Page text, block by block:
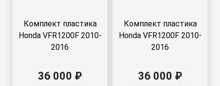
Комплект пластика
Honda VFR1200F 2010-
2016
36 000 ₽
Комплект пластика
Honda VFR1200F 2010-
2016
36 000 ₽